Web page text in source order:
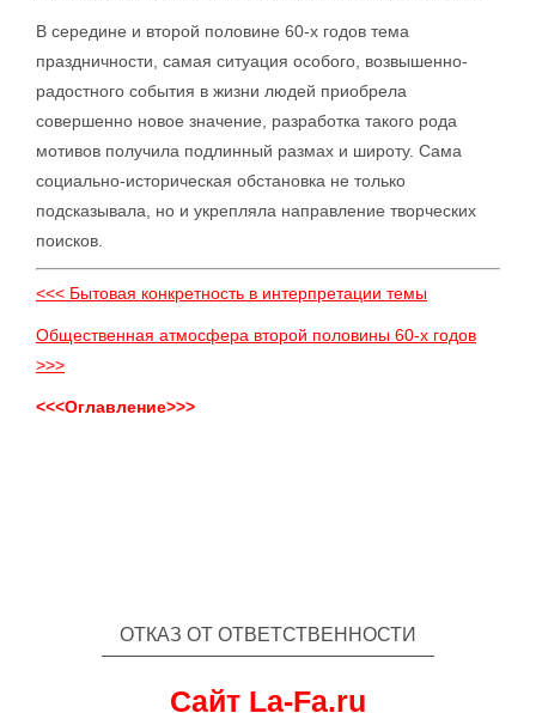
В середине и второй половине 60-х годов тема
праздничности, самая ситуация особого, возвышенно-
радостного события в жизни людей приобрела
совершенно новое значение, разработка такого рода
мотивов получила подлинный размах и широту. Сама
социально-историческая обстановка не только
подсказывала, но и укрепляла направление творческих
поисков.
<<< Бытовая конкретность в интерпретации темы
Общественная атмосфера второй половины 60-х годов
>>>
<<<Оглавление>>>
ОТКАЗ ОТ ОТВЕТСТВЕННОСТИ
Сайт La-Fa.ru